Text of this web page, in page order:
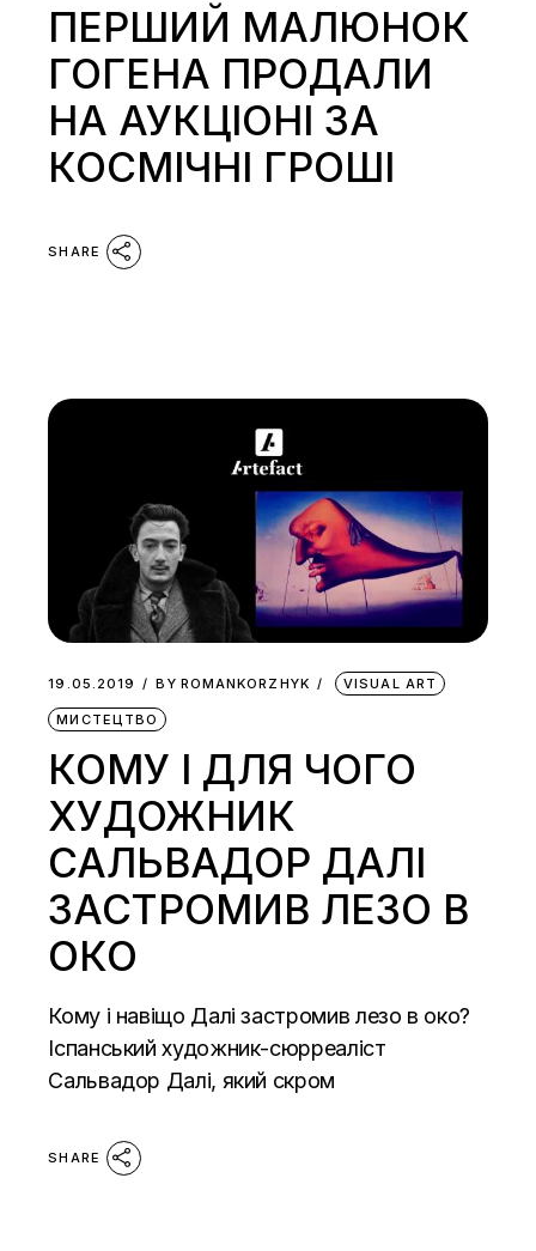
ПЕРШИЙ МАЛЮНОК
ГОГЕНА ПРОДАЛИ
НА АУКЦІОНІ ЗА
КОСМІЧНІ ГРОШІ
SHARE
19.05.2019 BY ROMANKORZHYK VISUAL ART
МИСТЕЦТВО
КОМУ І ДЛЯ ЧОГО
ХУДОЖНИК
САЛЬВАДОР ДАЛІ
ЗАСТРОМИВ ЛЕЗО В
ОКО
Кому і навіщо Далі застромив лезо в око?
Іспанський художник-сюрреаліст
Сальвадор Далі, який скром
SHARE